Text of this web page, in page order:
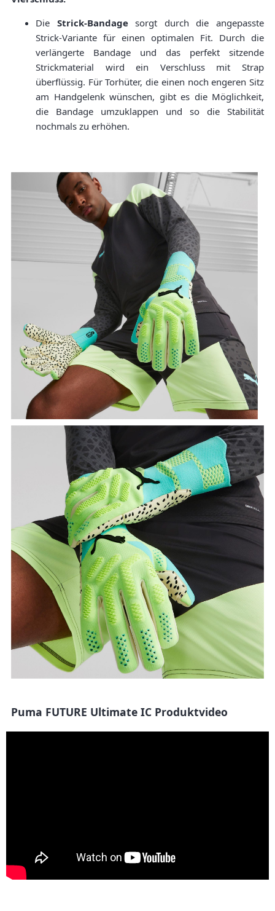
Die Strick-Bandagesorgt durch die angepasste
Strick-Variante für einen optimalen Fit. Durch die
verlängerte Bandage und das perfekt sitzende
Strickmaterial wird ein Verschluss mit Strap
überflüssig. Für Torhüter, die einen noch engeren Sitz
am Handgelenk wünschen, gibt es die Möglichkeit,
die Bandage umzuklappen und so die Stabilität
nochmals zu erhöhen.
Puma FUTURE Ultimate IC Produktvideo